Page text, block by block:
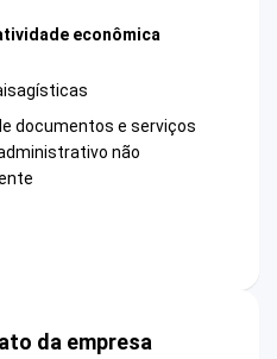
econômica
documentos e serviços
não
da empresa